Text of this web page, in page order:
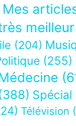
Mes
meilleur
(204)
(255)
Spécial
Télévision